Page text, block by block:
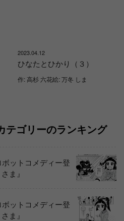
2023.04.12
ひなたとひかり（３）
作: 高杉 六花絵: 万冬 しま
テゴリーのランキング
ボットコメディー登
ま』
ボットコメディー登
ま』